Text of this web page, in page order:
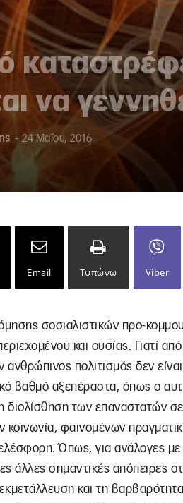
να
- 24 Μαΐου, 2016
Email Τυπώνω Viber
σοσιαλιστικών προ-
και ουσίας. Γιατί
πολιτισμός δεν
βαθμό αξεπέραστα, όπως ο
διολίσθηση των επαναστατών
φαινομένων
Όπως, για ανάλογες με
άλλες σημαντικές απόπειρες
και τη